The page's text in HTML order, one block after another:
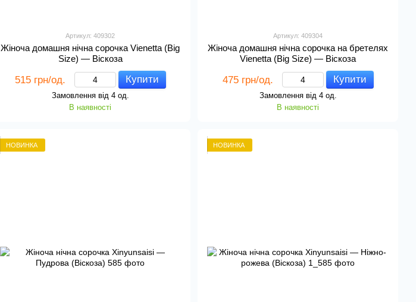
Артикул: 409302
Жіноча домашня нічна сорочка Vienetta (Big
Size) — Віскоза
515 грн/од. Купити
Замовлення від 4 од.
В наявності
Артикул: 409304
Жіноча домашня нічна сорочка на бретелях
Vienetta (Big Size) — Віскоза
475 грн/од. Купити
Замовлення від 4 од.
В наявності
НОВИНКА НОВИНКА